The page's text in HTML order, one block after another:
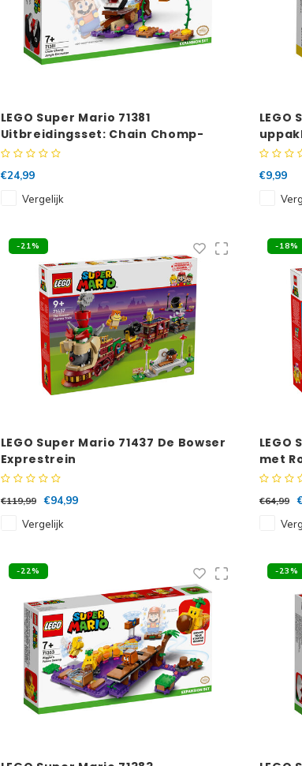
LEGO Super Mario 71381
Uitbreidingsset: Chain Chomp-
junglegevecht
€24,99
Vergelijk
LEGO
€9,99
-21%
LEGO Super Mario 71437 De Bowser
Exprestrein
€119,99
€94,99
Vergelijk
-18%
LEGO
met
€64,99
-22% -23%